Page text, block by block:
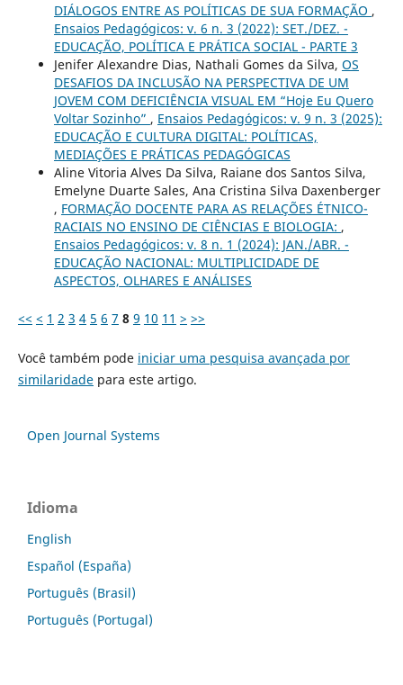
DIÁLOGOS ENTRE AS POLÍTICAS DE SUA FORMAÇÃO ,
Ensaios Pedagógicos: v. 6 n. 3 (2022): SET./DEZ. -
EDUCAÇÃO, POLÍTICA E PRÁTICA SOCIAL - PARTE 3
Jenifer Alexandre Dias, Nathali Gomes da Silva, OS
DESAFIOS DA INCLUSÃO NA PERSPECTIVA DE UM
JOVEM COM DEFICIÊNCIA VISUAL EM “Hoje Eu Quero
Voltar Sozinho” , Ensaios Pedagógicos: v. 9 n. 3 (2025):
EDUCAÇÃO E CULTURA DIGITAL: POLÍTICAS,
MEDIAÇÕES E PRÁTICAS PEDAGÓGICAS
Aline Vitoria Alves Da Silva, Raiane dos Santos Silva,
Emelyne Duarte Sales, Ana Cristina Silva Daxenberger
, FORMAÇÃO DOCENTE PARA AS RELAÇÕES ÉTNICO-
RACIAIS NO ENSINO DE CIÊNCIAS E BIOLOGIA: ,
Ensaios Pedagógicos: v. 8 n. 1 (2024): JAN./ABR. -
EDUCAÇÃO NACIONAL: MULTIPLICIDADE DE
ASPECTOS, OLHARES E ANÁLISES
<< < 1 2 3 4 5 6 7 8 9 10 11 > >>
Você também pode iniciar uma pesquisa avançada por
similaridadepara este artigo.
Open Journal Systems
Idioma
English
Español (España)
Português (Brasil)
Português (Portugal)